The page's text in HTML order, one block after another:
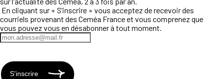
En cliquant sur « S’inscrire » vous acceptez de recevoir des
courriels provenant des Ceméa France et vous comprenez que
vous pouvez vous en désabonner à tout moment.
S'inscrire